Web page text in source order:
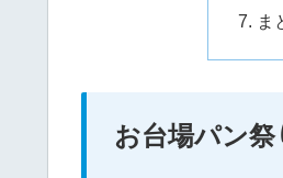
ま
お台場パン祭